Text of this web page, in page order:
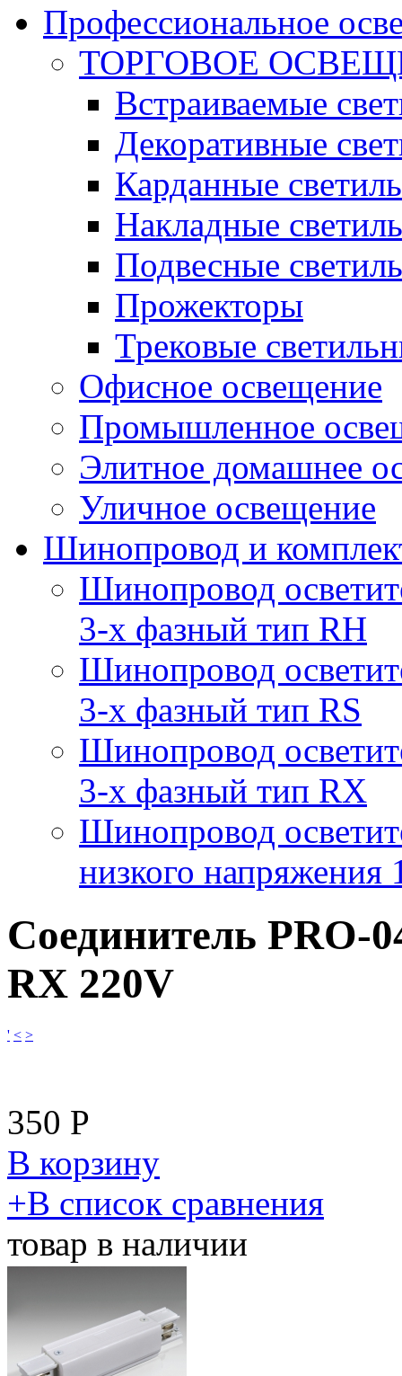
Профессиональное
ТОРГОВОЕ
Встраиваемые
Декоративные
Карданные
Накладные
Подвесные
Прожекторы
Трековые
Офисное освещение
Промышленное
Элитное домашнее
Уличное освещение
Шинопровод и
Шинопровод
3-х фазный тип RH
Шинопровод
3-х фазный тип RS
Шинопровод
3-х фазный тип RX
Шинопровод
низкого напряжения
Соединитель PRO-
RX 220V
' < >
350 Р
В корзину
​+В список сравнения
товар в наличии